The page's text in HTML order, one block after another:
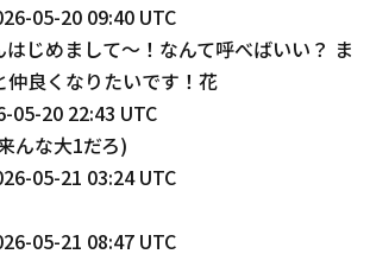
05-20 09:40 UTC
はじめまして〜！なんて呼べばいい？ ま
仲良くなりたいです！花
05-20 22:43 UTC
んな大1だろ)
05-21 03:24 UTC
05-21 08:47 UTC